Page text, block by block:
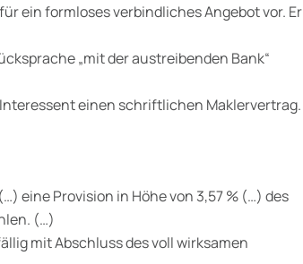
ein formloses verbindliches Angebot vor. Er
„mit der austreibenden Bank“
einen schriftlichen Maklervertrag.
eine Provision in Höhe von 3,57 % (…) des
(…)
mit Abschluss des voll wirksamen